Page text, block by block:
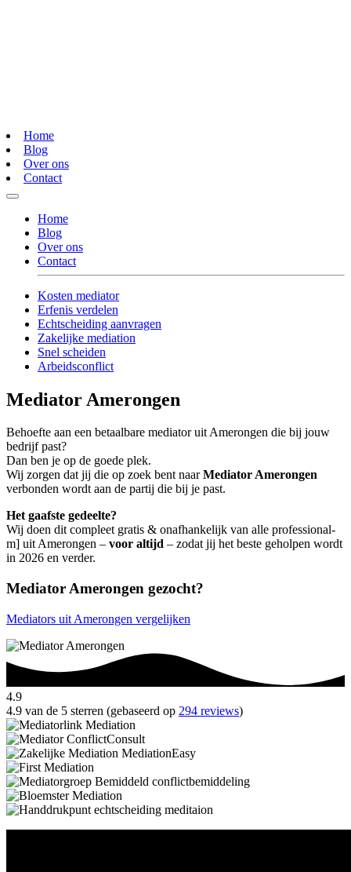
Home
Blog
Over ons
Contact
Home
Blog
Over ons
Contact
Kosten mediator
Erfenis verdelen
Echtscheiding aanvragen
Zakelijke mediation
Snel scheiden
Arbeidsconflict
Mediator Amerongen
Behoefte aan een betaalbare mediator uit Amerongen die bij jouw
bedrijf past?
Dan ben je op de goede plek.
Wij zorgen dat jij die op zoek bent naarMediator Amerongen
verbonden wordt aan de partij die bij je past.
Het gaafste gedeelte?
Wij doen dit compleet gratis & onafhankelijk van alle professional-
m] uit Amerongen – voor altijd – zodat jij het beste geholpen wordt
in 2026 en verder.
Mediator Amerongen gezocht?
Mediators uit Amerongen vergelijken
4.9
4.9 van de 5 sterren (gebaseerd op 294 reviews)